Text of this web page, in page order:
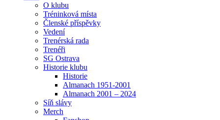
O klubu
Tréninková místa
Členské příspěvky
Vedení
Trenérská rada
Trenéři
SG Ostrava
Historie klubu
Historie
Almanach 1951-2001
Almanach 2001 – 2024
Síň slávy
Merch